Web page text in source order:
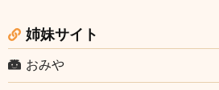
姉妹サイト
おみや